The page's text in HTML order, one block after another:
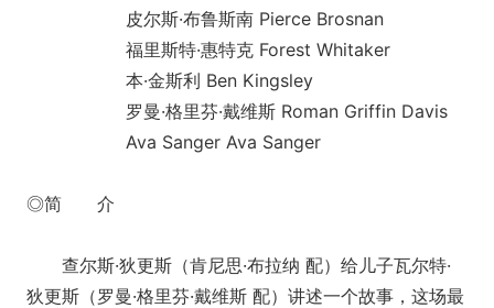
皮尔斯·布鲁斯南 Pierce Brosnan
福里斯特·惠特克 Forest Whitaker
本·金斯利 Ben Kingsley
罗曼·格里芬·戴维斯 Roman Griffin Davis
Ava Sanger Ava Sanger
◎简 介
查尔斯·狄更斯（肯尼思·布拉纳 配）给儿子瓦尔特·
狄更斯（罗曼·格里芬·戴维斯 配）讲述一个故事，这场最